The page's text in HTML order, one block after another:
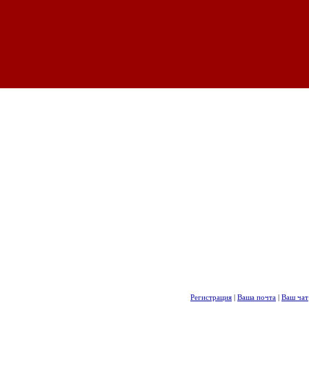
Регистрация | Ваша почта | Ваш чат